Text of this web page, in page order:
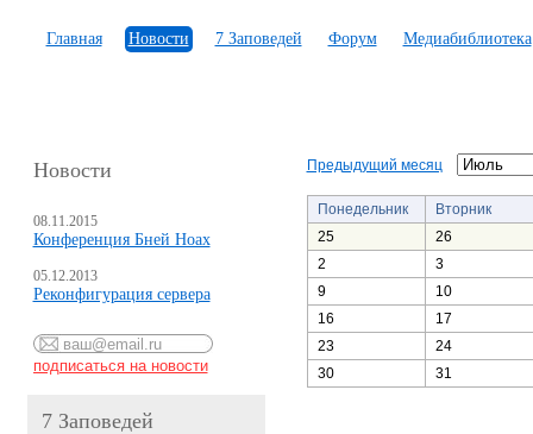
Главная Новости 7 Заповедей Форум Медиабиблиотека
Новости
08.11.2015
Конференция Бней Ноах
05.12.2013
Реконфигурация сервера
7 Заповедей
Предыдущий месяц
Понедельник
Вторник
25
26
2
3
9
10
16
17
23
24
30
31